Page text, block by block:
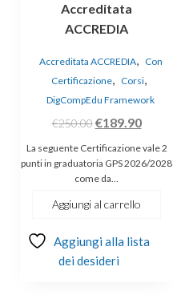
Accreditata
ACCREDIA
Accreditata ACCREDIA, Con
Certificazione, Corsi,
DigCompEdu Framework
€250.00 Il
prezzo
originale
era:
€250.00.
€189.90Il
prezzo
attuale
La seguente Certificazione vale 2
punti in graduatoria GPS 2026/2028
come da…
Aggiungi al carrello
Aggiungi alla lista
dei desideri